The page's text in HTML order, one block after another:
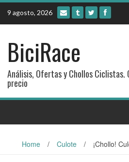
Skip
content
9 agosto, 2026
BiciRace
Análisis, Ofertas y Chollos Ciclistas.
precio
Home / Culote / ¡Chollo!